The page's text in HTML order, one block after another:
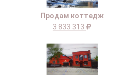
Продам коттедж
3 833 313